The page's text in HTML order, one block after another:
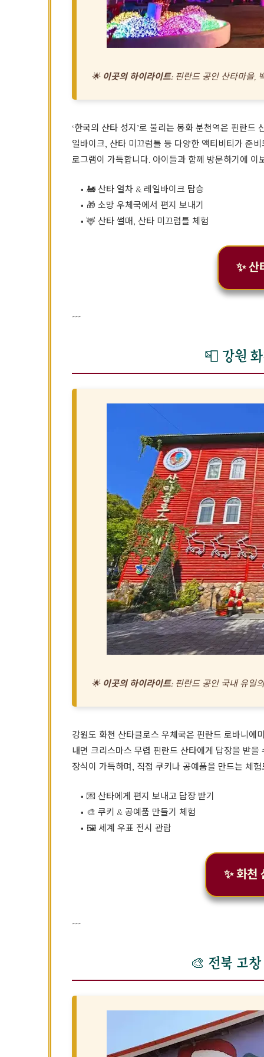
🌟 이곳의 하이라이트:핀란드 공인 산타마을,
‘한국의 산타 성지’로 불리는 봉화 분천역은 핀란
일바이크, 산타 미끄럼틀 등 다양한 액티비티가 준
로그램이 가득합니다. 아이들과 함께 방문하기에 이
🚂 산타 열차 & 레일바이크 탑승
🎁 소망 우체국에서 편지 보내기
🦌 산타 썰매, 산타 미끄럼틀 체험
✨ 산
---
📮 강원
🌟 이곳의 하이라이트:핀란드 공인 국내 유일
강원도 화천 산타클로스 우체국은 핀란드 로바니에
내면 크리스마스 무렵 핀란드 산타에게 답장을 받
장식이 가득하며, 직접 쿠키나 공예품을 만드는 체
💌 산타에게 편지 보내고 답장 받기
🎨 쿠키 & 공예품 만들기 체험
🖼️ 세계 우표 전시 관람
✨ 화천
---
🎨 전북 고